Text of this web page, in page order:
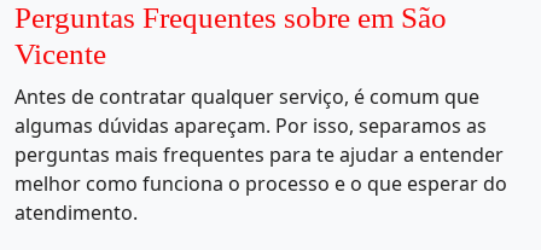
Perguntas Frequentes sobre em São
Vicente
Antes de contratar qualquer serviço, é comum que
algumas dúvidas apareçam. Por isso, separamos as
perguntas mais frequentes para te ajudar a entender
melhor como funciona o processo e o que esperar do
atendimento.